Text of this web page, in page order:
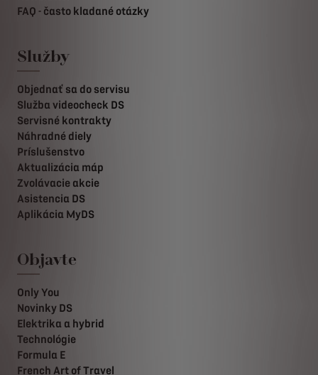
FAQ - často kladané otázky
Služby
Objednať sa do servisu
Služba videocheck DS
Servisné kontrakty
Náhradné diely
Príslušenstvo
Aktualizácia máp
Zvolávacie akcie
Asistencia DS
Aplikácia MyDS
Objavte
Only You
Novinky DS
Elektrika a hybrid
Technológie
Formula E
French Art of Travel